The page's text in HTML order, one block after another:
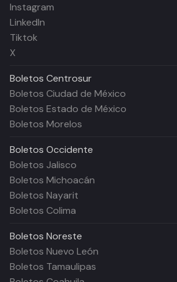
Instagram
LinkedIn
Tiktok
X
Boletos Centrosur
Boletos Ciudad de México
Boletos Estado de México
Boletos Morelos
Boletos Occidente
Boletos Jalisco
Boletos Michoacán
Boletos Nayarit
Boletos Colima
Boletos Noreste
Boletos Nuevo León
Boletos Tamaulipas